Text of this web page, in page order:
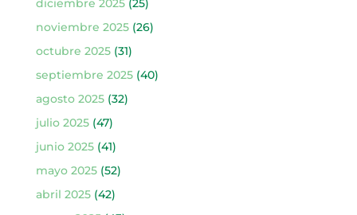
noviembre 2025(26)
octubre 2025(31)
septiembre 2025(40)
agosto 2025(32)
julio 2025(47)
junio 2025(41)
mayo 2025(52)
abril 2025(42)